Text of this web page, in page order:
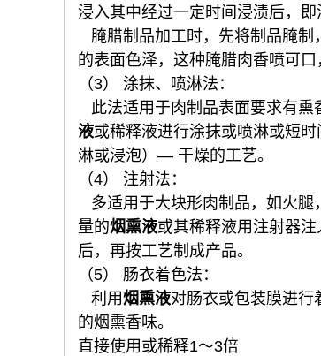
浸入其中经过一定时间浸渍后，即
腌腊制品加工时，先将制品腌制
的表面色泽，这种腌腊肉香喷可
（3） 涂抹、喷淋法：
此法适用于肉制品表面要求有熏
液或稀释液进行涂抹或喷淋或短
淋或浸泡）— 干燥的工艺。
（4） 注射法：
多适用于大块形肉制品，如火腿
量的烟熏液或其稀释液用注射器
后，再按工艺制成产品。
（5） 肠衣着色法：
利用烟熏液对肠衣或包装膜进行
的烟熏香味。
直接使用或稀释1～3倍